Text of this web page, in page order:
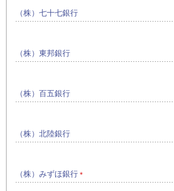
（株）七十七銀行
（株）東邦銀行
（株）百五銀行
（株）北陸銀行
（株）みずほ銀行 ＊